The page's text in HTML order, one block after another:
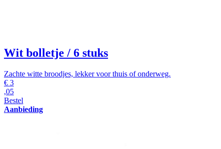
Wit bolletje / 6 stuks
Zachte witte broodjes, lekker voor thuis of onderweg.
€ 3
,05
Bestel
Aanbieding